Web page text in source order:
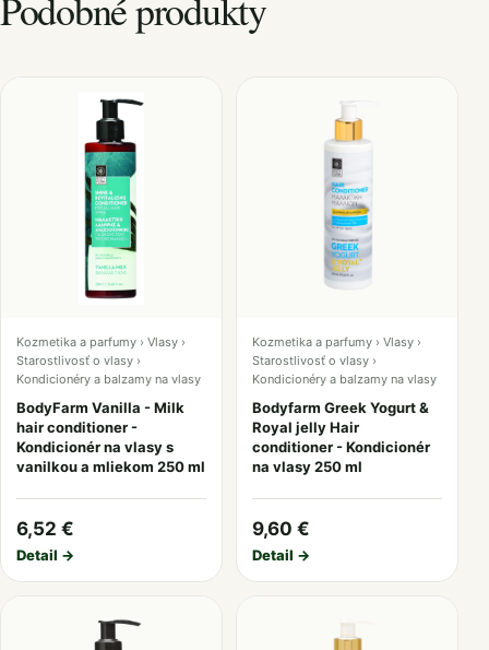
Kozmetika a parfumy › Vlasy ›
Starostlivosť o vlasy ›
Kondicionéry a balzamy na vlasy
BodyFarm Vanilla - Milk
hair conditioner -
Kondicionér na vlasy s
vanilkou a mliekom 250 ml
6,52 €
Detail →
Kozmetika a parfumy › Vlasy ›
Starostlivosť o vlasy ›
Kondicionéry a balzamy na vlasy
Bodyfarm Greek Yogurt &
Royal jelly Hair
conditioner - Kondicionér
na vlasy 250 ml
9,60 €
Detail →